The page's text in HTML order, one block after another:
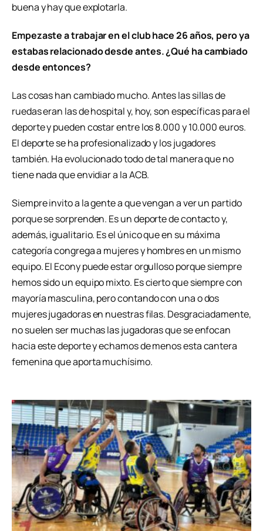
buena y hay que explotarla.
Empezaste a trabajar en el club hace 26 años, pero ya
estabas relacionado desde antes. ¿Qué ha cambiado
desde entonces?
Las cosas han cambiado mucho. Antes las sillas de
ruedas eran las de hospital y, hoy, son específicas para el
deporte y pueden costar entre los 8.000 y 10.000 euros.
El deporte se ha profesionalizado y los jugadores
también. Ha evolucionado todo de tal manera que no
tiene nada que envidiar a la ACB.
Siempre invito a la gente a que vengan a ver un partido
porque se sorprenden. Es un deporte de contacto y,
además, igualitario. Es el único que en su máxima
categoría congrega a mujeres y hombres en un mismo
equipo. El Econy puede estar orgulloso porque siempre
hemos sido un equipo mixto. Es cierto que siempre con
mayoría masculina, pero contando con una o dos
mujeres jugadoras en nuestras filas. Desgraciadamente,
no suelen ser muchas las jugadoras que se enfocan
hacia este deporte y echamos de menos esta cantera
femenina que aporta muchísimo.